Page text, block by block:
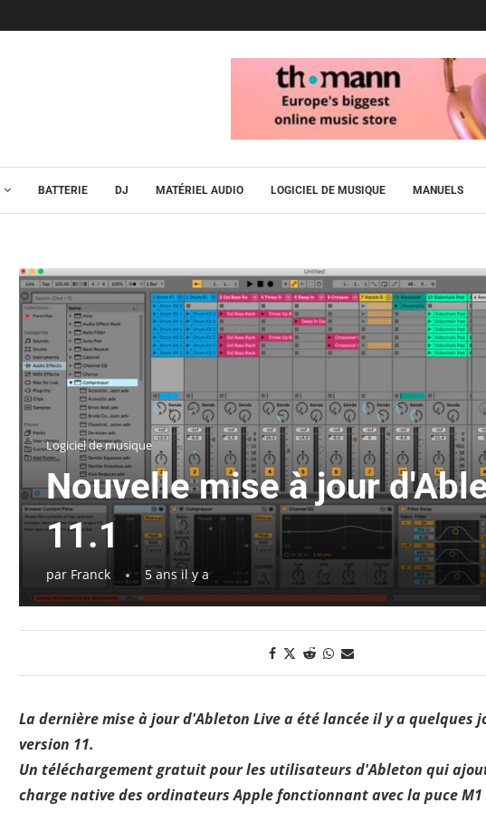
BATTERIE DJ MATÉRIEL AUDIO LOGICIEL DE MUSIQUE MANUELS
Logiciel de musique
Nouvelle mise à jour
11.1
par Franck 5 ans il y a
La dernière mise à jour d'Ableton Live a été lancée il y a quelques
version 11.
Un téléchargement gratuit pour les utilisateurs d'Ableton qui
charge native des ordinateurs Apple fonctionnant avec la puce M1